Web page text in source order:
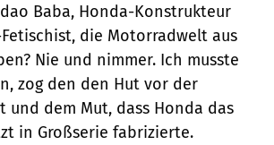
Baba, Honda-Konstrukteur
die Motorradwelt aus
Nie und nimmer. Ich musste
zog den den Hut vor der
und dem Mut, dass Honda das
in Großserie fabrizierte.